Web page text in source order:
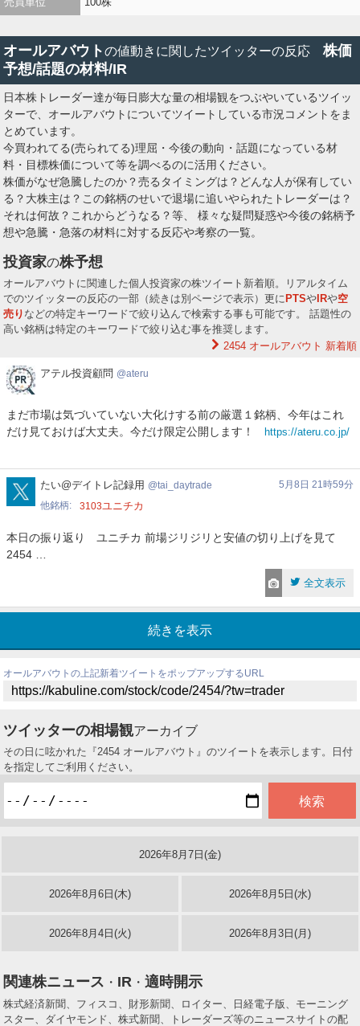
オールアバウトの値動きに関したツイッターの反応 株価
予想/話題の材料/IR
日本株トレーダー達が毎日膨大な量の相場観をつぶやいているツイッ
ターで、オールアバウトについてツイートしている市況コメントをま
とめています。
今買われてる(売られてる)理屈・今後の動向・話題になっている材
料・目標株価について等を調べるのに活用ください。
株価がなぜ急騰したのか？売るタイミングは？どんな人が保有してい
る？大株主は？この銘柄のせいで退場に追いやられたトレーダーは？
それは何故？これからどうなる？等、 様々な疑問疑惑や今後の銘柄予
想や急騰・急落の材料に対する反応や考察の一覧。
投資家の株予想
オールアバウトに関連した個人投資家の株ツイート新着順。リアルタイム
でのツイッターの反応の一部（続きは別ページで表示）更に PTSや IRや空
売り などの特定キーワードで絞り込んで検索する事も可能です。 話題性の
高い銘柄は特定のキーワードで絞り込む事を推奨します。
2454 オールアバウト 新着順
ア
投
資
アテル投資顧問 ateru
まだ市場は気づいていない大化けする前の厳選１銘柄、今年はこれ
だけ見ておけば大丈夫。今だけ限定公開します！
https://ateru.co.jp/
tai_daytrade
たい@デイトレ記録用 tai_daytrade
5月8日 21時59分
他銘柄
3103ユニチカ
本日の振り返り ユニチカ 前場ジリジリと安値の切り上げを見て
2454 …
全文表示
続きを表示
オールアバウトの上記新着ツイートをポップアップするURL
ツイッターの相場観アーカイブ
その日に呟かれた『2454 オールアバウト』のツイートを表示します。日付
を指定してご利用ください。
2026年8月7日(金)
2026年8月6日(木) 2026年8月5日(水)
2026年8月4日(火) 2026年8月3日(月)
関連株ニュース ・ IR ・ 適時開示
株式経済新聞、フィスコ、財形新聞、ロイター、日経電子版、モーニング
スター、ダイヤモンド、株式新聞、トレーダーズ等のニュースサイトの配